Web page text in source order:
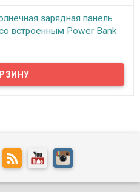
зарядная панель
встроенным Power Bank
панели для подзарядки
аккумулятором (Power
встроенному аккумулятору
благодаря чему
даже в пасмурные дни или
данной солнечной
В разложенном состоянии